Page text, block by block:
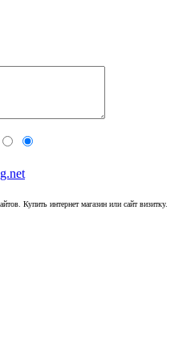
Купить интернет магазин или сайт визитку.